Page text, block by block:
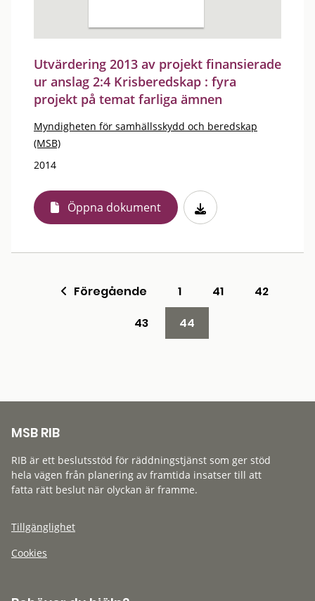
Utvärdering 2013 av projekt finansierade
ur anslag 2:4 Krisberedskap : fyra
projekt på temat farliga ämnen
Myndigheten för samhällsskydd och beredskap
(MSB)
2014
Öppna dokument
Föregående 1 41
42
43
44
MSB RIB
RIB är ett beslutsstöd för räddningstjänst som ger stöd
hela vägen från planering av framtida insatser till att
fatta rätt beslut när olyckan är framme.
Tillgänglighet
Cookies